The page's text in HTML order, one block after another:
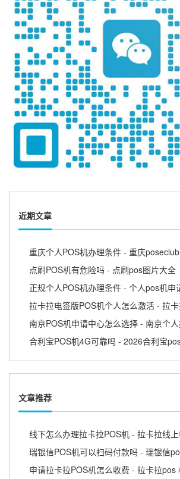
近期文章
重庆个人POS机办理条件 - 重庆
点刷POS机有危险吗 - 点刷pos图片大全
正规个人POS机办理条件 - 个人pos机申
南京POS机申请中心怎么选择 - 南京个
合利宝POS机4G可靠吗 - 2026合利宝
文章推荐
线下怎么办理拉卡拉POS机 - 拉卡拉线
瑞银信POS机可以扫码付款吗 - 瑞银信
申请拉卡拉POS机怎么收费 - 拉卡拉pos